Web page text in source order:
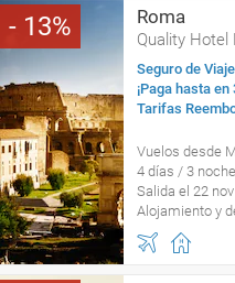
13 Roma
Quality Hotel
Seguro de
¡Paga hasta
Tarifas
Vuelos desde
4 días / 3
Salida el 22
Alojamiento y